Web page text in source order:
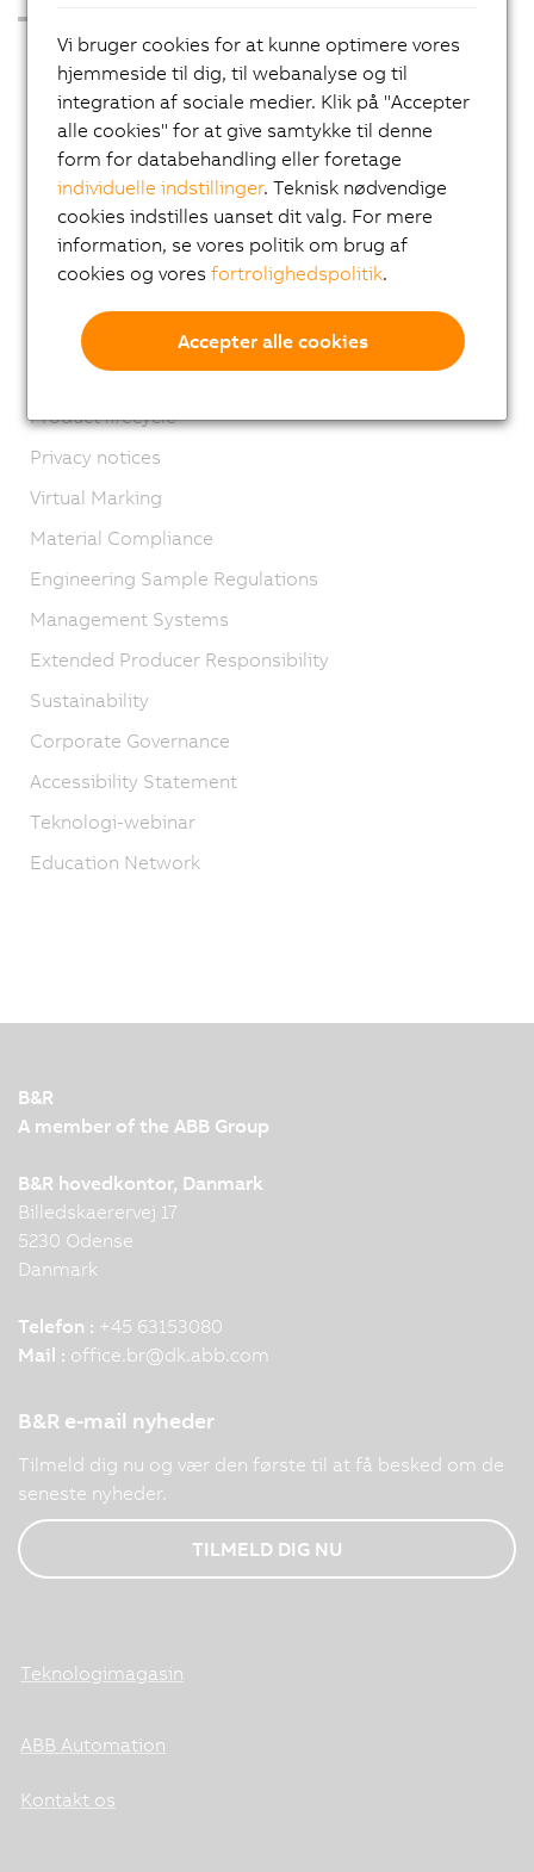
Press Room
Blog
AutoMates
Email news service
Karriere
Lokationer
Imprint
Product lifecycle
Privacy notices
Virtual Marking
Material Compliance
Engineering Sample Regulations
Management Systems
Extended Producer Responsibility
Sustainability
Corporate Governance
Accessibility Statement
Teknologi-webinar
Education Network
B&R
A member of the ABB Group
B&R hovedkontor, Danmark
Billedskaerervej 17
5230 Odense
Danmark
Telefon : +45 63153080
Mail : office.br@dk.abb.com
B&R e-mail nyheder
Tilmeld dig nu og vær den første til at få besked om de
seneste nyheder.
TILMELD DIG NU
Teknologimagasin
ABB Automation
Kontakt os
Vi bruger cookies for at kunne optimere vores
hjemmeside til dig, til webanalyse og til
integration af sociale medier. Klik på "Accepter
alle cookies" for at give samtykke til denne
form for databehandling eller foretage
individuelle indstillinger. Teknisk nødvendige
cookies indstilles uanset dit valg. For mere
information, se vores politik om brug af
cookies og voresfortrolighedspolitik.
Accepter alle cookies